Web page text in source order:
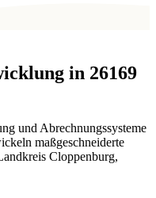
in 26169
und Abrechnungssysteme
maßgeschneiderte
Cloppenburg,